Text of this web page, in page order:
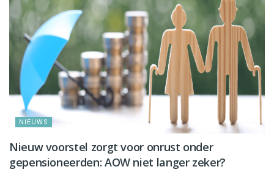
NIEUWS
Nieuw voorstel zorgt voor onrust onder
gepensioneerden: AOW niet langer zeker?